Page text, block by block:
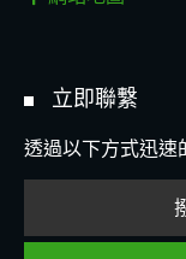
立即聯繫
透過以下方式迅速